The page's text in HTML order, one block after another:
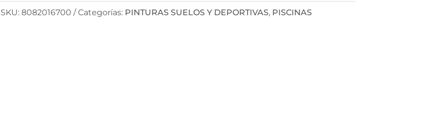
SKU: 8082016700 Categorías: PINTURAS SUELOS Y DEPORTIVAS, PISCINAS